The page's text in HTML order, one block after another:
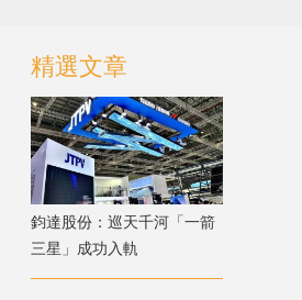
精選文章
鈞達股份：巡天千河「一箭
三星」成功入軌